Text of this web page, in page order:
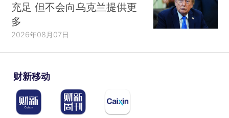
充足 但不会向乌克兰提供更
多
2026年08月07日
财新移动